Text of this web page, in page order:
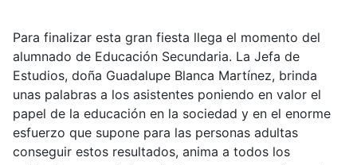
Para finalizar esta gran fiesta llega el momento del
alumnado de Educación Secundaria. La Jefa de
Estudios, doña Guadalupe Blanca Martínez, brinda
unas palabras a los asistentes poniendo en valor el
papel de la educación en la sociedad y en el enorme
esfuerzo que supone para las personas adultas
conseguir estos resultados, anima a todos los